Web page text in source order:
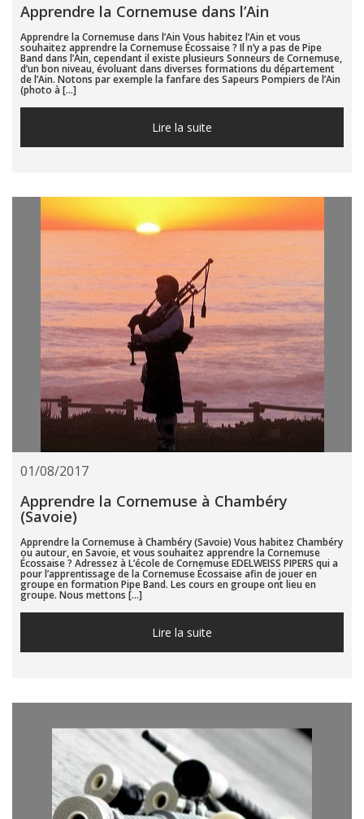
Apprendre la Cornemuse dans l’Ain
Apprendre la Cornemuse dans l’Ain Vous habitez l’Ain et vous
souhaitez apprendre la Cornemuse Écossaise ? Il n’y a pas de Pipe
Band dans l’Ain, cependant il existe plusieurs Sonneurs de Cornemuse,
d’un bon niveau, évoluant dans diverses formations du département
de l’Ain. Notons par exemple la fanfare des Sapeurs Pompiers de l’Ain
(photo à […]
Lire la suite
01/08/2017
Apprendre la Cornemuse à Chambéry
(Savoie)
Apprendre la Cornemuse à Chambéry (Savoie) Vous habitez Chambéry
ou autour, en Savoie, et vous souhaitez apprendre la Cornemuse
Écossaise ? Adressez à L’école de Cornemuse EDELWEISS PIPERS qui a
pour l’apprentissage de la Cornemuse Écossaise afin de jouer en
groupe en formation Pipe Band. Les cours en groupe ont lieu en
groupe. Nous mettons […]
Lire la suite
Lire la suite...